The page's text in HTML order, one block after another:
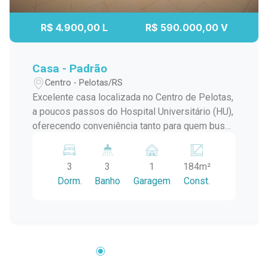
10
Aug/Tue
10:30
11:00
11:30
R$ 4.900,00 L R$ 590.000,00 V
Casa - Padrão
Centro - Pelotas/RS
Excelente casa localizada no Centro de Pelotas,
a poucos passos do Hospital Universitário (HU),
oferecendo conveniência tanto para quem busca
pretende instalar um negócio em um ponto
estratégico da cidade. Com ambientes amplos e
estrutura bem dividida, a casa é versátil e se
3
Dorm.
3
Banho
1
Garagem
184m²
Const.